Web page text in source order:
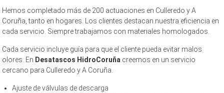
Hemos completado más de 200 actuaciones en Culleredo y A
Coruña, tanto en hogares. Los clientes destacan nuestra eficiencia en
cada servicio. Siempre trabajamos con materiales homologados.
Cada servicio incluye guía para que el cliente pueda evitar malos
olores. En Desatascos HidroCoruña creemos en un servicio
cercano para Culleredo y A Coruña.
Ajuste de válvulas de descarga